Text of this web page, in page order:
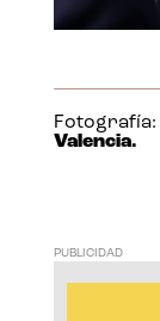
Fotografía:
Valencia.
PUBLICIDAD